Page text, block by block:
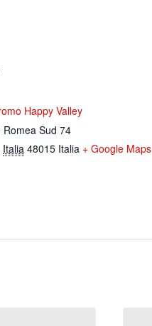
Happy Valley
Romea Sud 74
Italia 48015 Italia + Google Maps